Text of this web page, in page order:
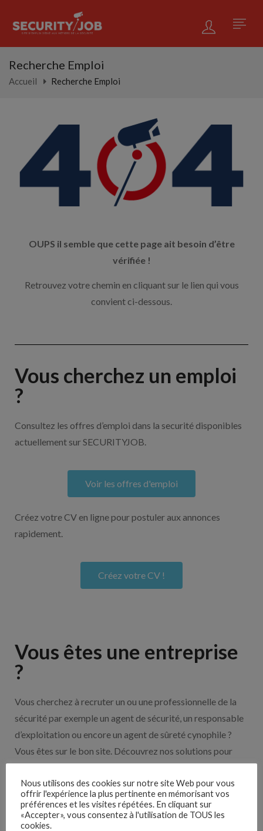
Recherche Emploi
Accueil Recherche Emploi
OUPS il semble que cette page ait besoin d’être
vérifiée !
Retrouvez votre chemin en cliquant sur le lien qui vous
convient ci-dessous.
Vous cherchez un emploi
?
Consultez les offres d’emploi dans la securité disponibles
actuellement sur SECURITYJOB.
Voir les offres d'emploi
Créez votre CV en ligne pour postuler aux annonces
rapidement.
Créez votre CV !
Vous êtes une entreprise
?
Vous cherchez à recruter un ou une professionnelle de la
sécurité par exemple un agent de sécurité, un responsable
d’exploitation ou encore un agent de sûreté cynophile ?
Vous êtes sur le bon site. Découvrez nos solutions pour
Nos solutions entreprises
Nous utilisons des cookies sur notre site Web pour vous
offrir l'expérience la plus pertinente en mémorisant vos
préférences et les visites répétées. En cliquant sur
«Accepter», vous consentez à l'utilisation de TOUS les
cookies.